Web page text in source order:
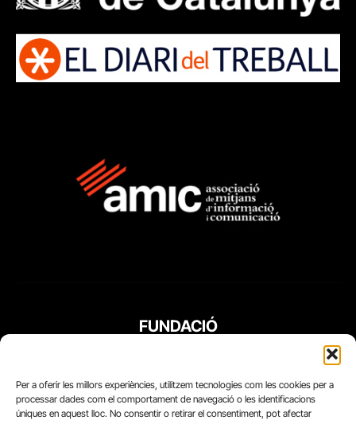
Per a oferir les millors experiències, utilitzem tecnologies com les cookies per a
processar dades com el comportament de navegació o les identificacions
úniques en aquest lloc. No consentir o retirar el consentiment, pot afectar
FUNDACIÓ